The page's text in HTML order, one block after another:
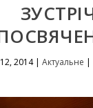
2014| Актуальне |